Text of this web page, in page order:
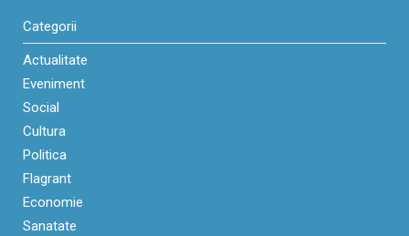
Categorii
Actualitate
Eveniment
Social
Cultura
Politica
Flagrant
Economie
Sanatate